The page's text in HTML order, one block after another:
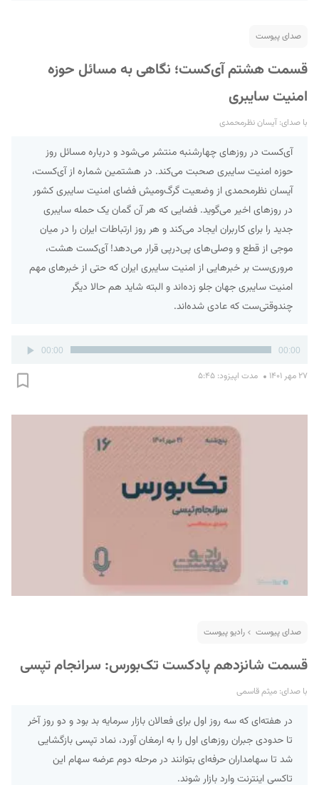
صدای پیوست
قسمت هشتم آی‌کست؛ نگاهی به مسائل حوزه
امنیت سایبری
با صدای: آیسان نظرمحمدی
آی‌کست در روزهای چهارشنبه منتشر می‌شود و درباره مسائل روز
حوزه امنیت سایبری صحبت می‌کند. در هشتمین شماره از آی‌کست،
آیسان نظرمحمدی از وضعیت گرگ‌ومیش فضای امنیت سایبری کشور
در روزهای اخیر می‌گوید. فضایی که هر آن گمان یک حمله سایبری
جدید را برای کاربران ایجاد می‌کند و هر روز ارتباطات ایران را در میان
موجی از قطع و وصلی‌های پی‌درپی قرار می‌دهد! آی‌کست هشت،
مروری‌ست بر خبرهایی از امنیت سایبری ایران که حتی از خبرهای مهم
امنیت سایبری جهان جلو زده‌اند و البته شاید هم حالا دیگر
چندوقتی‌ست که عادی شده‌اند.
پخش‌کننده
صوت
00:00 00:00
۲۷ مهر ۱۴۰۱ مدت اپیزود: ۵:۴۵
صدای پیوست رادیو پیوست
قسمت شانزدهم پادکست تک‌بورس: سرانجام تپسی
با صدای: میثم قاسمی
در هفته‌ای که سه روز اول برای فعالان بازار سرمایه بد بود و دو روز آخر
تا حدودی جبران روزهای اول را به ارمغان آورد، نماد تپسی بازگشایی
شد تا سهامداران حرفه‌ای بتوانند در مرحله دوم عرضه سهام این
تاکسی اینترنت وارد بازار شوند.